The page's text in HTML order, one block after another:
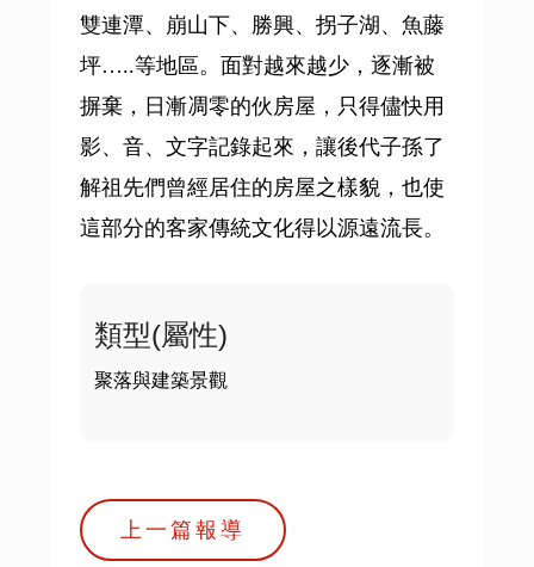
雙連潭、崩山下、勝興、拐子湖、魚藤
坪…..等地區。面對越來越少，逐漸被
摒棄，日漸凋零的伙房屋，只得儘快用
影、音、文字記錄起來，讓後代子孫了
解祖先們曾經居住的房屋之樣貌，也使
這部分的客家傳統文化得以源遠流長。
類型(屬性)
聚落與建築景觀
上一篇報導